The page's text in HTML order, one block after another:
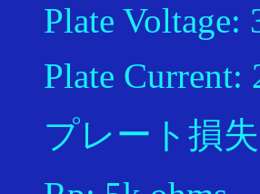
Plate Voltage:
Plate Current:
プレート損